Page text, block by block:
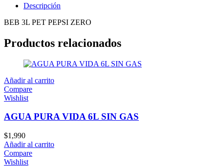
Descripción
BEB 3L PET PEPSI ZERO
Productos relacionados
Añadir al carrito
Compare
Wishlist
AGUA PURA VIDA 6L SIN GAS
$1,990
Añadir al carrito
Compare
Wishlist